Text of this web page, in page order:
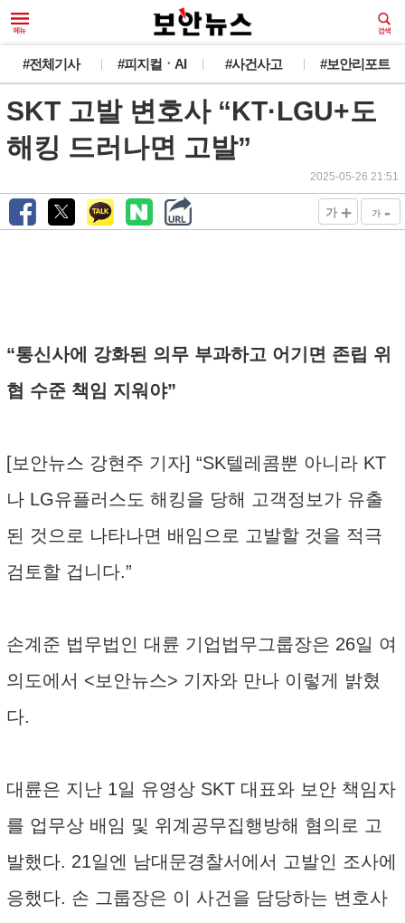
#전체기사 #피지컬ㆍAI #사건사고 #보안리포트
SKT 고발 변호사 “KT·LGU+도
해킹 드러나면 고발”
2025-05-26 21:51
가 + 가 -
“통신사에 강화된 의무 부과하고 어기면 존립 위
협 수준 책임 지워야”
[보안뉴스 강현주 기자] “SK텔레콤뿐 아니라 KT
나 LG유플러스도 해킹을 당해 고객정보가 유출
된 것으로 나타나면 배임으로 고발할 것을 적극
검토할 겁니다.”
손계준 법무법인 대륜 기업법무그룹장은 26일 여
의도에서 <보안뉴스> 기자와 만나 이렇게 밝혔
다.
대륜은 지난 1일 유영상 SKT 대표와 보안 책임자
를 업무상 배임 및 위계공무집행방해 혐의로 고
발했다. 21일엔 남대문경찰서에서 고발인 조사에
응했다. 손 그룹장은 이 사건을 담당하는 변호사